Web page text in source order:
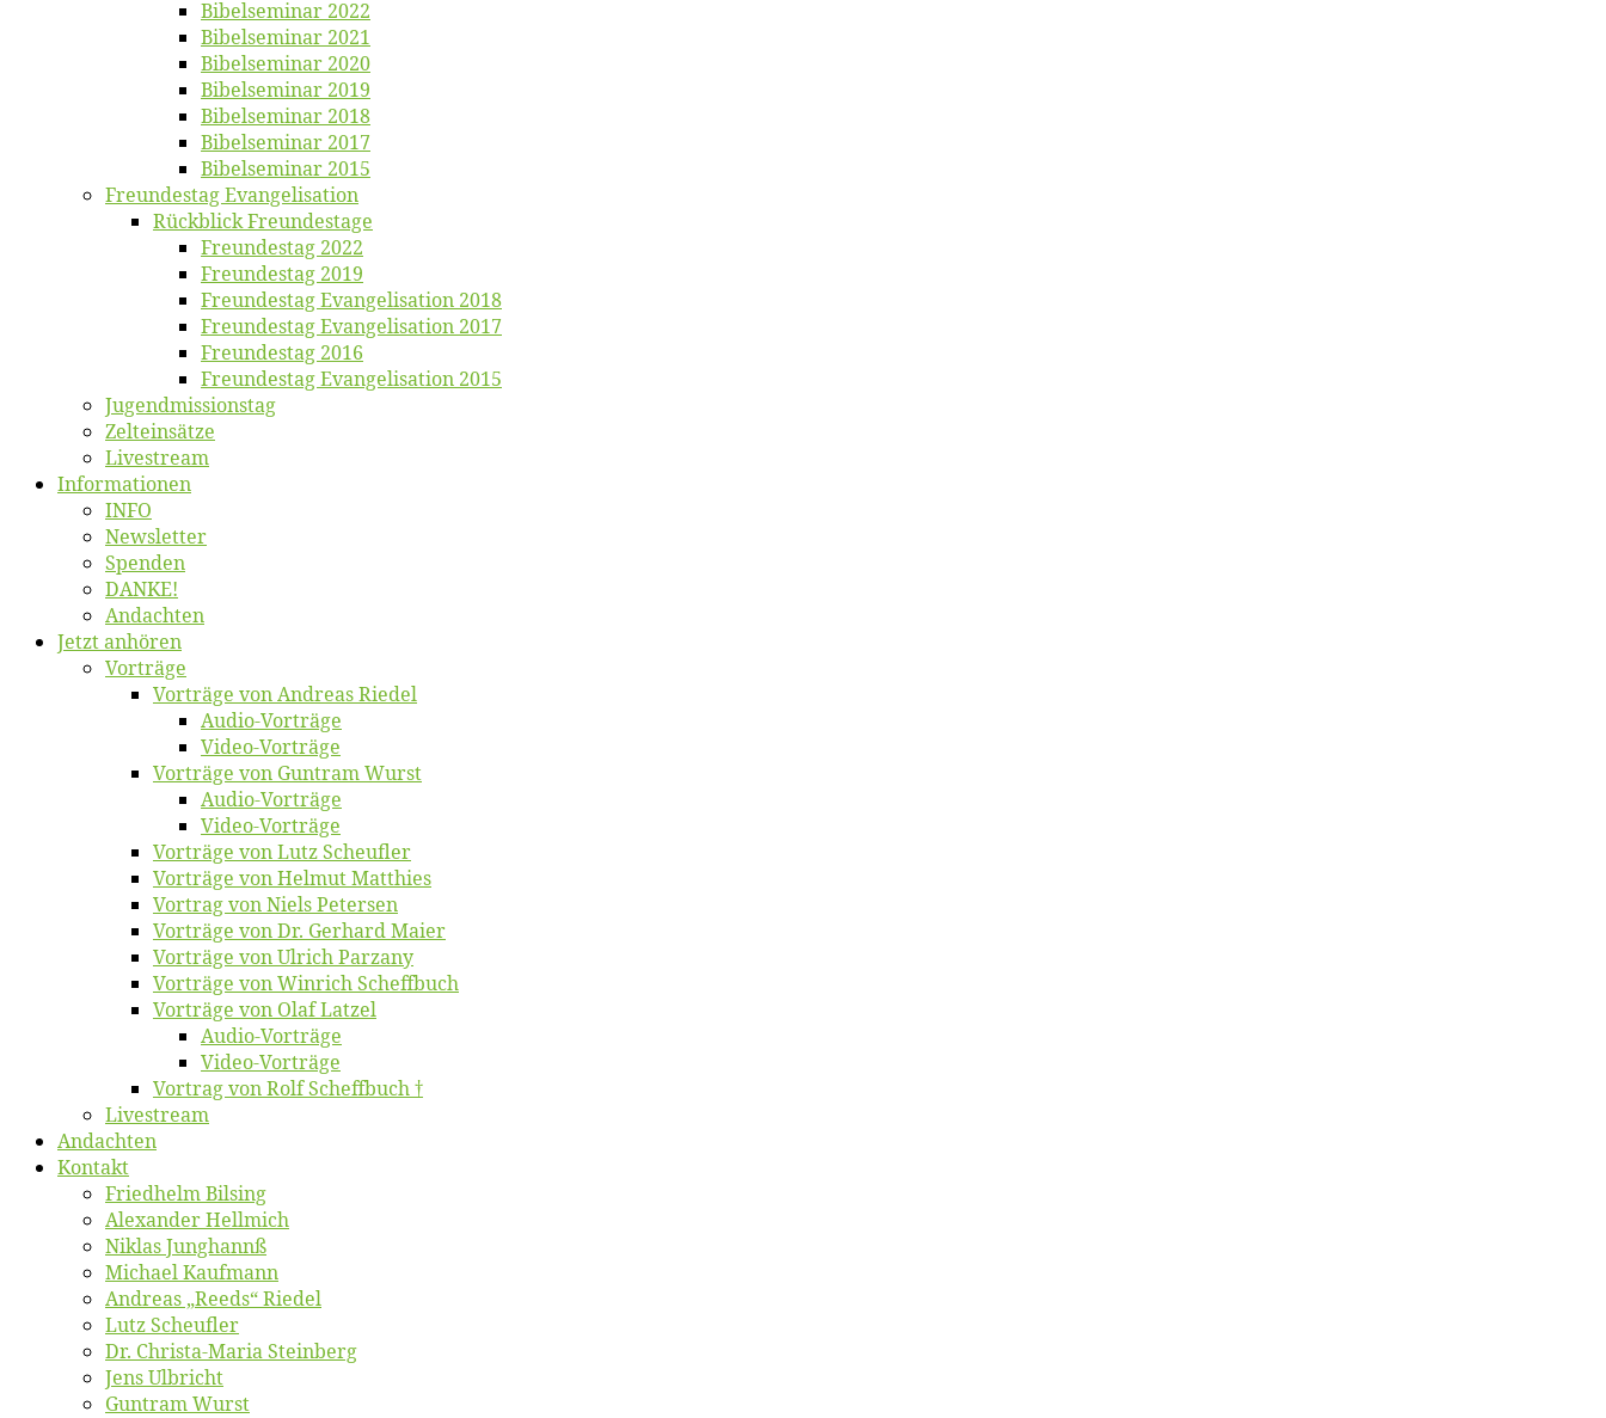
Bi­bel­se­mi­nar 2022
Bi­bel­se­mi­nar 2021
Bi­bel­se­mi­nar 2020
Bi­bel­se­mi­nar 2019
Bi­bel­se­mi­nar 2018
Bibelsemi­nar 2017
Bibelsemi­nar 2015
Freun­des­tag Evangelisation
Rück­blick Freundestage
Freun­des­tag 2022
Freun­des­tag 2019
Freun­des­tag Evan­ge­li­sa­ti­on 2018
Freun­des­tag Evan­ge­li­sa­ti­on 2017
Freun­des­tag 2016
Freun­des­tag Evan­ge­li­sa­ti­on 2015
Jugend­mis­sions­tag
Zelt­ein­sät­ze
Live­stream
Informatio­nen
INFO
News­let­ter
Spen­den
DANKE!
An­dach­ten
Jetzt an­hö­ren
Vor­trä­ge
Vor­trä­ge von An­dre­as Riedel
Au­dio-Vor­trä­ge
Vi­deo-Vor­trä­ge
Vor­trä­ge von Gun­tram Wurst
Au­dio-Vor­trä­ge
Vi­deo-Vor­trä­ge
Vor­trä­ge von Lutz Scheufler
Vor­trä­ge von Hel­mut Matthies
Vor­trag von Niels Petersen
Vor­trä­ge von Dr. Ger­hard Maier
Vor­trä­ge von Ul­rich Parzany
Vor­trä­ge von Win­rich Scheffbuch
Vor­trä­ge von Olaf Latzel
Au­dio-Vor­trä­ge
Vi­deo-Vor­trä­ge
Vor­trag von Rolf Scheffbuch †
Live­stream
An­dach­ten
Kon­takt
Fried­helm Bilsing
Alex­an­der Hellmich
Ni­klas Junghannß
Mi­cha­el Kaufmann
An­dre­as „Reeds“ Riedel
Lutz Scheuf­ler
Dr. Chris­­ta-Ma­ria Steinberg
Jens Ulb­richt
Gun­tram Wurst